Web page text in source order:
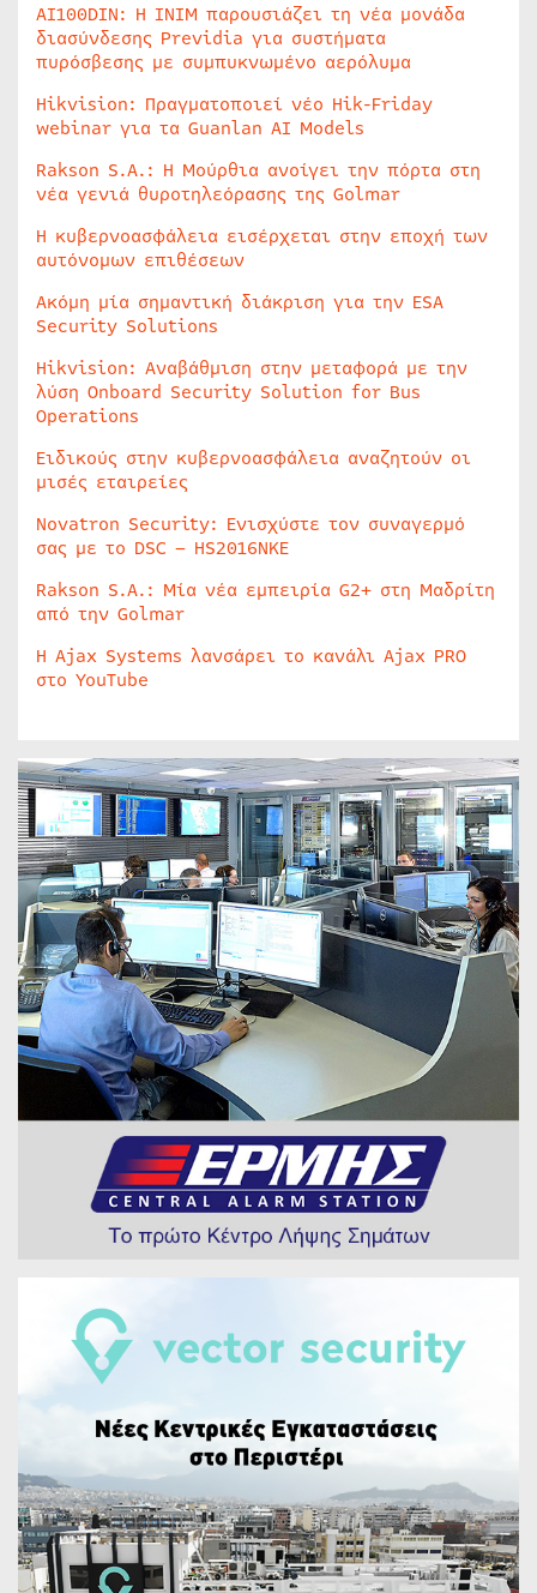
AI100DIN: Η INIM παρουσιάζει τη νέα μονάδα
διασύνδεσης Previdia για συστήματα
πυρόσβεσης με συμπυκνωμένο αερόλυμα
Hikvision: Πραγματοποιεί νέο Hik-Friday
webinar για τα Guanlan AI Models
Rakson S.A.: Η Μούρθια ανοίγει την πόρτα στη
νέα γενιά θυροτηλεόρασης της Golmar
Η κυβερνοασφάλεια εισέρχεται στην εποχή των
αυτόνομων επιθέσεων
Ακόμη μία σημαντική διάκριση για την ESA
Security Solutions
Hikvision: Αναβάθμιση στην μεταφορά με την
λύση Onboard Security Solution for Bus
Operations
Ειδικούς στην κυβερνοασφάλεια αναζητούν οι
μισές εταιρείες
Novatron Security: Ενισχύστε τον συναγερμό
σας με το DSC – HS2016NKE
Rakson S.A.: Μία νέα εμπειρία G2+ στη Μαδρίτη
από την Golmar
Η Ajax Systems λανσάρει το κανάλι Ajax PRO
στο YouTube